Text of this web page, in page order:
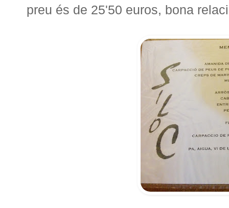
preu és de 25'50 euros, bona